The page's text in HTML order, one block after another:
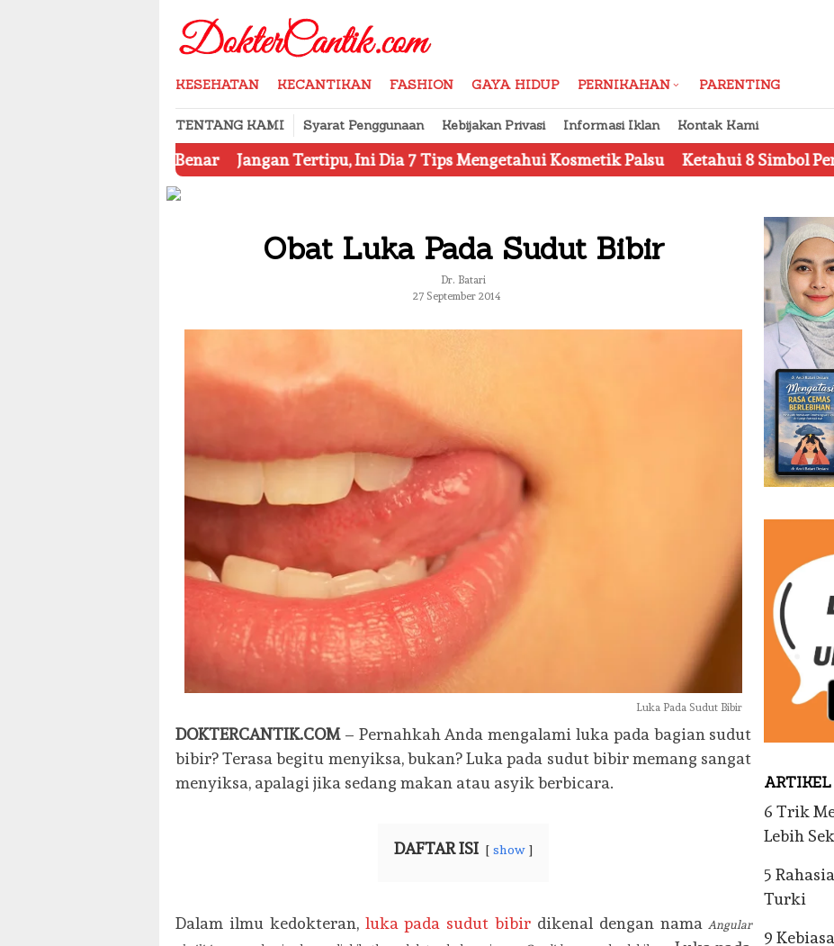
content
KESEHATAN KECANTIKAN FASHION GAYA HIDUP PERNIKAHAN PARENTING
TENTANG KAMI Syarat Penggunaan Kebijakan Privasi Informasi Iklan Kontak Kami
Jangan Tertipu, Ini Dia 7 Tips Mengetahui Kosmetik Palsu Ketahui 8 Simbol Penting pada
Obat Luka Pada Sudut Bibir
Dr. Batari
27 September 2014
Luka Pada Sudut Bibir
DOKTERCANTIK.COM– Pernahkah Anda mengalami luka pada bagian sudut
bibir? Terasa begitu menyiksa, bukan? Luka pada sudut bibir memang sangat
menyiksa, apalagi jika sedang makan atau asyik berbicara.
DAFTAR ISI show
Dalam ilmu kedokteran, luka pada sudut bibir dikenal dengan nama Angular
6 Trik
Lebih
5
Turki
9